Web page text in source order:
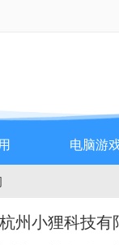
电脑游
杭州小狸科技有